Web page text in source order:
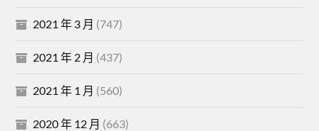
2021 年 3 月 (747)
2021 年 2 月 (437)
2021 年 1 月 (560)
2020 年 12 月 (663)